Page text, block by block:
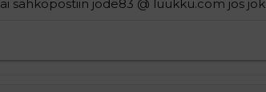
sähköpostiin jode83 @ luukku.com jos